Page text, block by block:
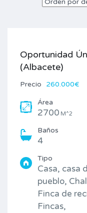
Oportunidad
(Albacete)
Precio 260.000€
Área
2700 M^2
Baños
4
Tipo
Casa, casa
pueblo,
Finca de
Fincas,